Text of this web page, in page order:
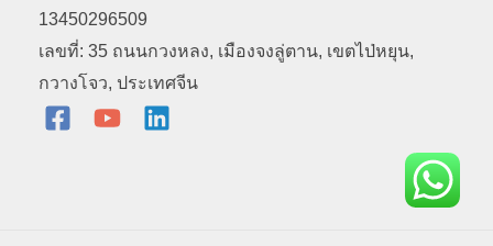
13450296509
เลขที่: 35 ถนนกวงหลง, เมืองจงลู่ตาน, เขตไป่หยุน,
กวางโจว, ประเทศจีน